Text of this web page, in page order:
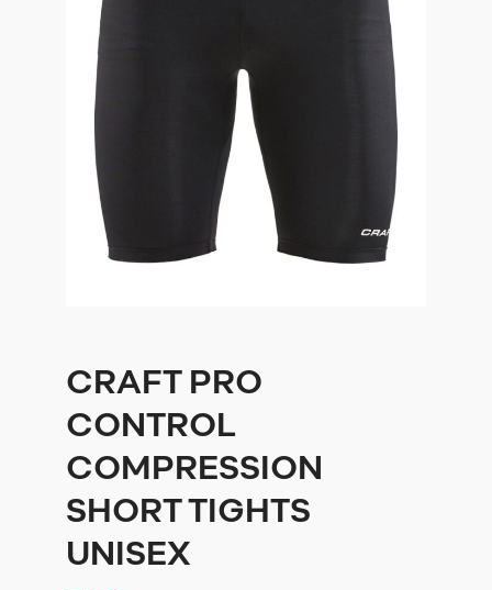
CRAFT PRO
CONTROL
COMPRESSION
SHORT TIGHTS
UNISEX